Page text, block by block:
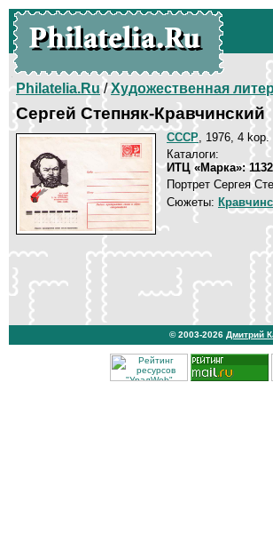
Philatelia.Ru/Художественная
Сергей Степняк-Кравчинский
СССР, 1976, 4 kop.
Каталоги:
ИТЦ «Марка»:
Портрет Сергея
Сюжеты:
© 2003-2026 Дмитрий